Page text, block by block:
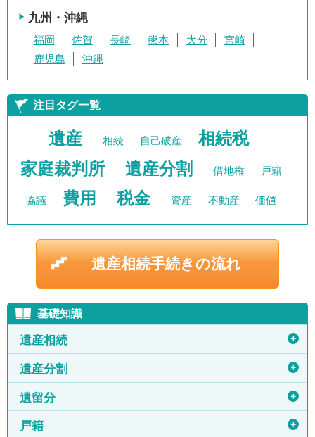
九州・沖縄
福岡 佐賀 長崎 熊本 大分
宮崎
鹿児島
沖縄
注目タグ一覧
遺産 相続 自己破産
相続税
家庭裁判所
遺産分割 借地権 戸籍
協議 費用 税金 資産 不動産 価値
遺産相続手続きの流れ
基礎知識
遺産相続 ＋
遺産分割 ＋
遺留分 ＋
戸籍 ＋